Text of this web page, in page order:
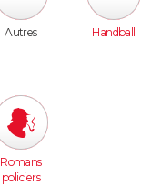
Autres Handball
Romans
policiers